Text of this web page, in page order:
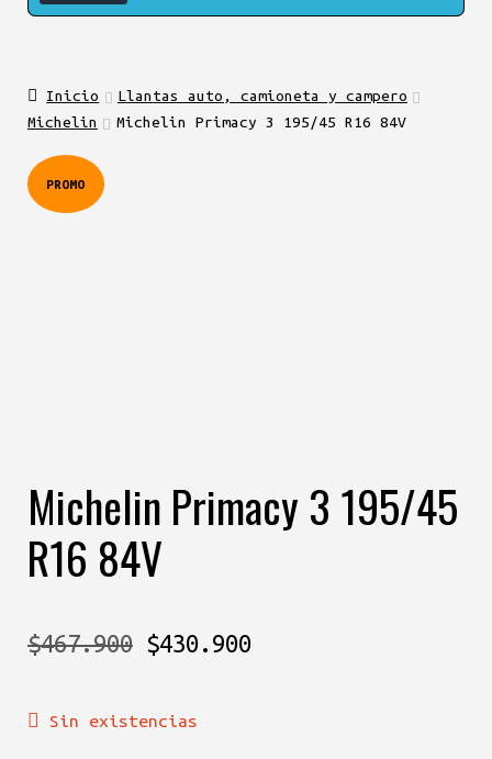
Inicio
Llantas auto, camioneta y campero
Michelin
Michelin Primacy 3 195/45 R16 84V
PROMO
Michelin Primacy 3 195/45
R16 84V
$467.900 El
original
$430.900El
Sin existencias